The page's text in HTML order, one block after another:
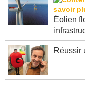
Éolien